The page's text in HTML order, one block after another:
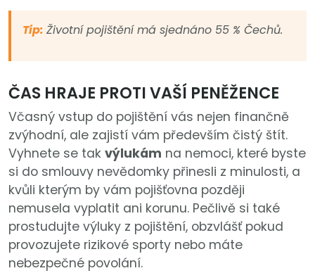
Tip: Životní pojištění má sjednáno 55 % Čechů.
ČAS HRAJE PROTI VAŠÍ PENĚŽENCE
Včasný vstup do pojištění vás nejen finančně
zvýhodní, ale zajistí vám především čistý štít.
Vyhnete se tak výlukám na nemoci, které byste
si do smlouvy nevědomky přinesli z minulosti, a
kvůli kterým by vám pojišťovna později
nemusela vyplatit ani korunu. Pečlivě si také
prostudujte výluky z pojištění, obzvlášť pokud
provozujete rizikové sporty nebo máte
nebezpečné povolání.